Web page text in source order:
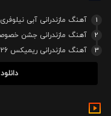
1
آهنگ مازندرانی آبی نیلوفری
2
آهنگ مازندرانی جشن
3
آهنگ مازندرانی ریمیکس 2026 از وحید ولی زاده